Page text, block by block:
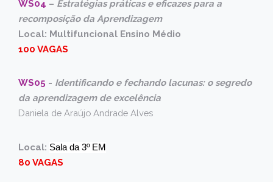
WS04 – Estratégias práticas e eficazes para a
recomposição da Aprendizagem
Local: Multifuncional Ensino Médio
100 VAGAS
WS05 - Identificando e fechando lacunas: o segredo
da aprendizagem de excelência
Daniela de Araújo Andrade Alves
Local: Sala da 3º EM
80 VAGAS